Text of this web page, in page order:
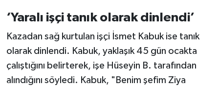
‘Yaralı işçi tanık olarak dinlendi’
Kazadan sağ kurtulan işçi İsmet Kabuk ise tanık
olarak dinlendi. Kabuk, yaklaşık 45 gün ocakta
çalıştığını belirterek, işe Hüseyin B. tarafından
alındığını söyledi. Kabuk, "Benim şefim Ziya